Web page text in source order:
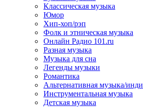
Классическая музыка
Юмор
Хип-хоп/рэп
Фолк и этническая музыка
Онлайн Радио 101.ru
Разная музыка
Музыка для сна
Легенды музыки
Романтика
Альтернативная музыка/инди
Инструментальная музыка
Детская музыка